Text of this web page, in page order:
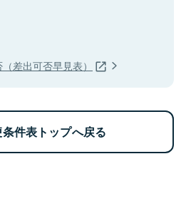
差出可否早見表）
件表トップへ戻る